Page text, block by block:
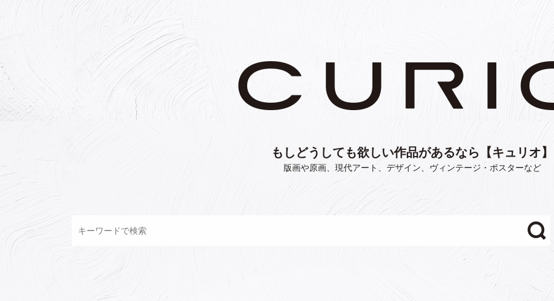
ツ
へ
キ
ッ
もしどうしても欲しい作品があるなら【キュリオ】
版画や原画、現代アート、デザイン、ヴィンテージ・ポスターなど